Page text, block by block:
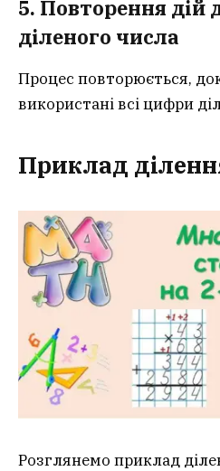
5. Повторення дій
діленого числа
Процес повторюється,
використані всі цифри
Приклад
Розглянемо приклад